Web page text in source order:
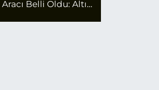
Aracı Belli Oldu: Altın